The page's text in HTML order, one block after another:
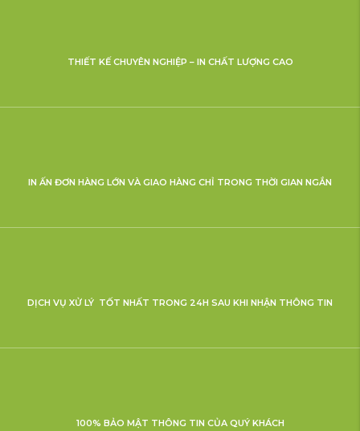
THIẾT KẾ CHUYÊN NGHIỆP – IN CHẤT LƯỢNG CAO
IN ẤN ĐƠN HÀNG LỚN VÀ GIAO HÀNG CHỈ TRONG THỜI GIAN NGẮN
DỊCH VỤ XỬ LÝ TỐT NHẤT TRONG 24H SAU KHI NHẬN THÔNG TIN
100% BẢO MẬT THÔNG TIN CỦA QUÝ KHÁCH